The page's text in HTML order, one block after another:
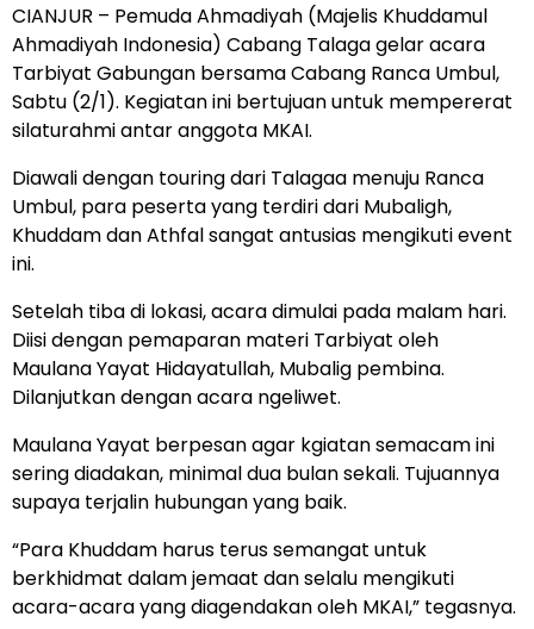
CIANJUR – Pemuda Ahmadiyah (Majelis Khuddamul
Ahmadiyah Indonesia) Cabang Talaga gelar acara
Tarbiyat Gabungan bersama Cabang Ranca Umbul,
Sabtu (2/1). Kegiatan ini bertujuan untuk mempererat
silaturahmi antar anggota MKAI.
Diawali dengan touring dari Talagaa menuju Ranca
Umbul, para peserta yang terdiri dari Mubaligh,
Khuddam dan Athfal sangat antusias mengikuti event
ini.
Setelah tiba di lokasi, acara dimulai pada malam hari.
Diisi dengan pemaparan materi Tarbiyat oleh
Maulana Yayat Hidayatullah, Mubalig pembina.
Dilanjutkan dengan acara ngeliwet.
Maulana Yayat berpesan agar kgiatan semacam ini
sering diadakan, minimal dua bulan sekali. Tujuannya
supaya terjalin hubungan yang baik.
“Para Khuddam harus terus semangat untuk
berkhidmat dalam jemaat dan selalu mengikuti
acara-acara yang diagendakan oleh MKAI,” tegasnya.